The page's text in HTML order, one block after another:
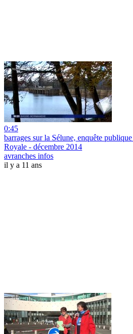
0:45
barrages sur la Sélune, enquête
Royale - décembre 2014
avranches infos
il y a 11 ans